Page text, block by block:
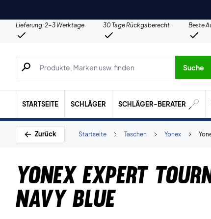
Lieferung: 2-3 Werktage 30 Tage Rückgaberecht
Beste
Suche nach Produkten, Marken usw.
Suche
STARTSEITE SCHLÄGER SCHLÄGER-BERATER
Zurück Yonex
Taschen
Startseite
Yonex Expert
Navy Blue